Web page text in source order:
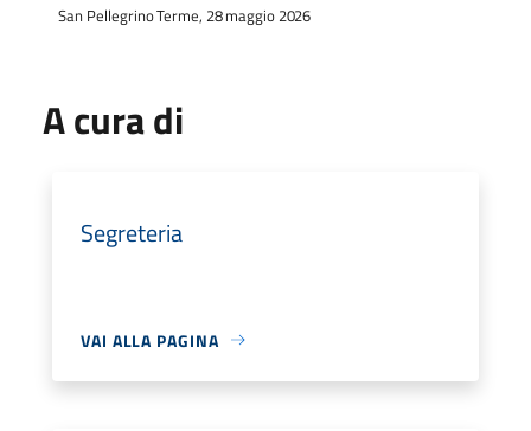
San PellegrinoTerme, 28maggio 2026
A cura di
Segreteria
VAI ALLA PAGINA